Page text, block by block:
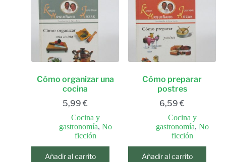
Cómo organizar una
cocina
5,99 €
Cocina y
gastronomía, No
ficción
Añadir al carrito
Cómo preparar
postres
6,59 €
Cocina y
gastronomía, No
ficción
Añadir al carrito